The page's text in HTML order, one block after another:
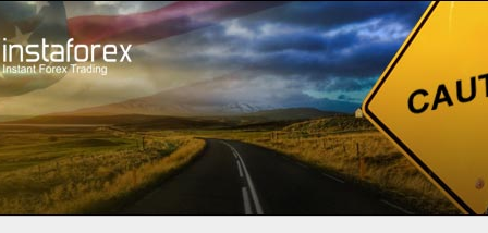
Promo Trade Wise, Win Device